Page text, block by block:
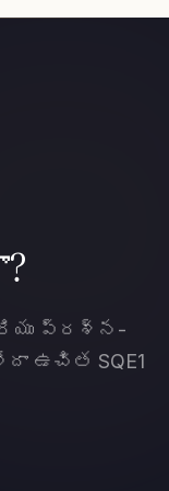
ప్రశ్న-
ఉచిత SQE1